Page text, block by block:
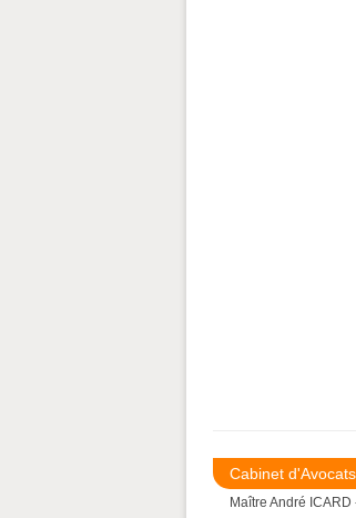
Cabinet
Maître André